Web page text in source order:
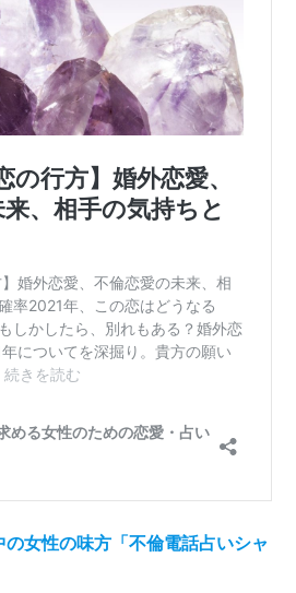
女性の味方「不倫電話占いシャ